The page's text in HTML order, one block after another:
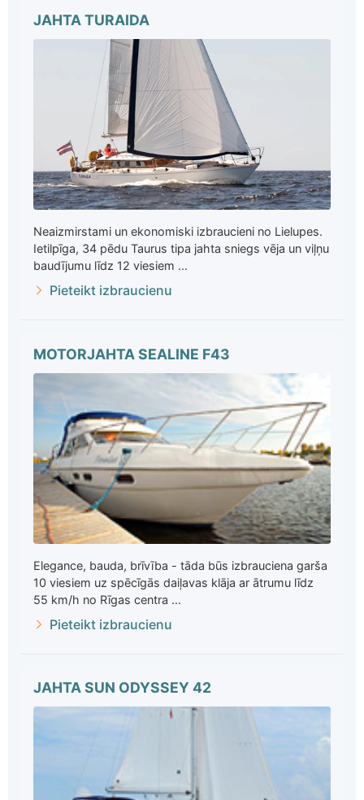
JAHTA TURAIDA
Neaizmirstami un ekonomiski izbraucieni no Lielupes.
Ietilpīga, 34 pēdu Taurus tipa jahta sniegs vēja un viļņu
baudījumu līdz 12 viesiem ...
Pieteikt izbraucienu
MOTORJAHTA SEALINE F43
Elegance, bauda, brīvība - tāda būs izbrauciena garša
10 viesiem uz spēcīgās daiļavas klāja ar ātrumu līdz
55 km/h no Rīgas centra ...
Pieteikt izbraucienu
JAHTA SUN ODYSSEY 42